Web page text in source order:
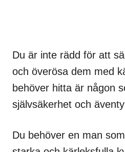
Du är inte rädd för att
och överösa dem med
behöver hitta är någon
självsäkerhet och
Du behöver en man